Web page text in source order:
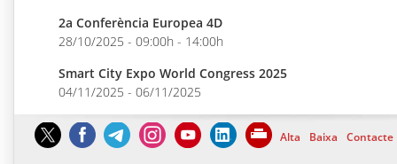
2a Conferència Europea 4D
28/10/2025 - 09:00h - 14:00h
Smart City Expo World Congress 2025
04/11/2025 - 06/11/2025
Alta Baixa Contacte